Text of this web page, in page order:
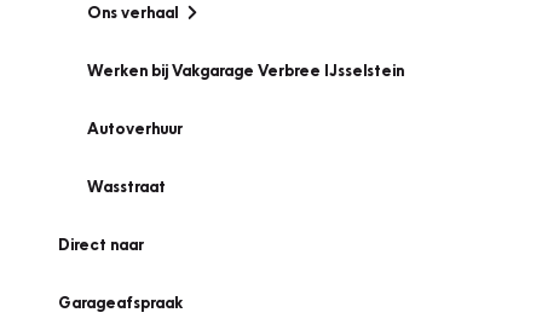
Ons verhaal
Werken bij Vakgarage Verbree IJsselstein
Autoverhuur
Wasstraat
Direct naar
Garageafspraak